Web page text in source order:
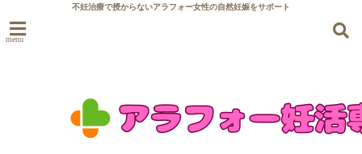
不妊治療で授からないアラフォー女性の自然妊娠をサポート
menu